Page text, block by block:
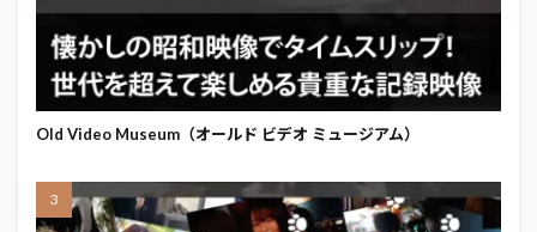
Old Video Museum（オールド ビデオ ミュージアム）